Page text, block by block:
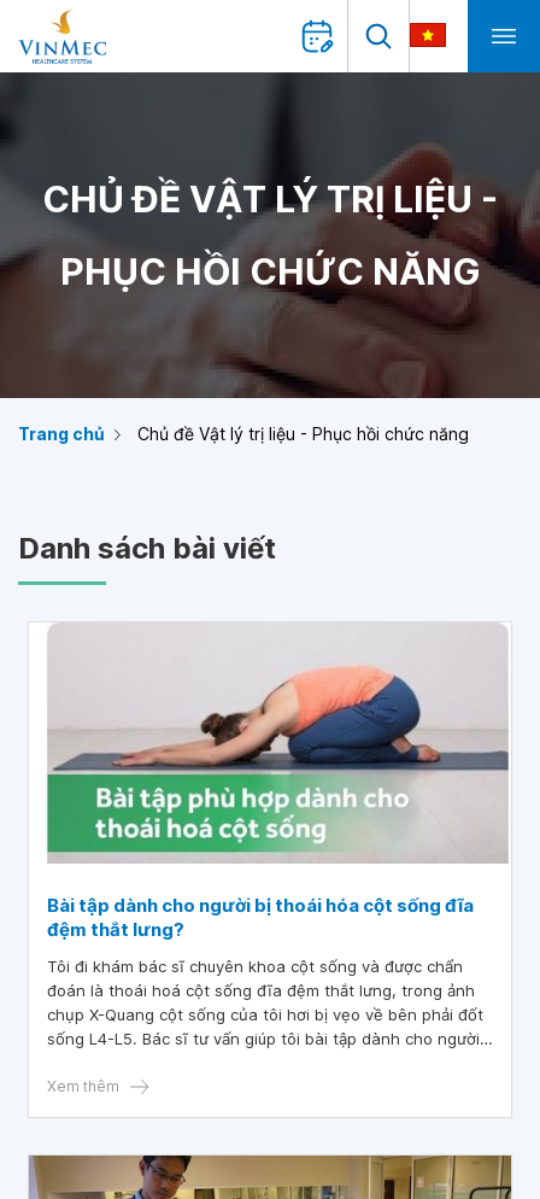
CHỦ ĐỀ VẬT LÝ TRỊ LIỆU -
PHỤC HỒI CHỨC NĂNG
Trang chủ Chủ đề Vật lý trị liệu - Phục hồi chức năng
Danh sách bài viết
Bài tập dành cho người bị thoái hóa cột sống đĩa
đệm thắt lưng?
Tôi đi khám bác sĩ chuyên khoa cột sống và được chẩn
đoán là thoái hoá cột sống đĩa đệm thắt lưng, trong ảnh
chụp X-Quang cột sống của tôi hơi bị vẹo về bên phải đốt
sống L4-L5. Bác sĩ tư vấn giúp tôi bài tập dành cho người
Xem thêm